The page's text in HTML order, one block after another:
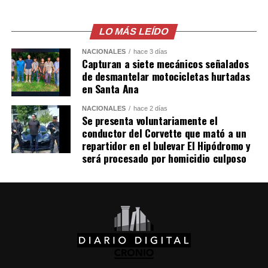
relaciones diplomáticas.
Sheinbaum también indicó que Chávez viajó a México en
un avión militar y calificó la entrega del salvoconducto
como «una acción de buena voluntad» de la presidenta
Keiko Fujimori.
Comparte esto:
Facebook X
LO MÁS LEÍDO
NACIONALES hace 3 días
Capturan a siete mecánicos señalados
de desmantelar motocicletas hurtadas
en Santa Ana
NACIONALES hace 2 días
Se presenta voluntariamente el
conductor del Corvette que mató a un
repartidor en el bulevar El Hipódromo y
será procesado por homicidio culposo